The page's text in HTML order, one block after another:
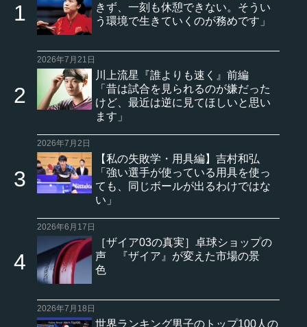
きず、一刻も休憩できない。そうい
う環境で生きていくのが務めです」
2026年7月21日
川上流星『誰よりも速く』前編
「昔は試合を見られるのが嫌だった
けど、最近は逆に見てほしいと思い
ます」
2026年7月2日
【私の失敗学・用具編】吉村和弘
「強い選手が使っている用具を使っ
ても、同じボールが出るわけではな
い」
2026年6月17日
［ザイア03の真実］卓球ショップの
声 『ザイア』が変えた市場の景
色
2026年7月18日
世界ランキング男子のトップ100人の